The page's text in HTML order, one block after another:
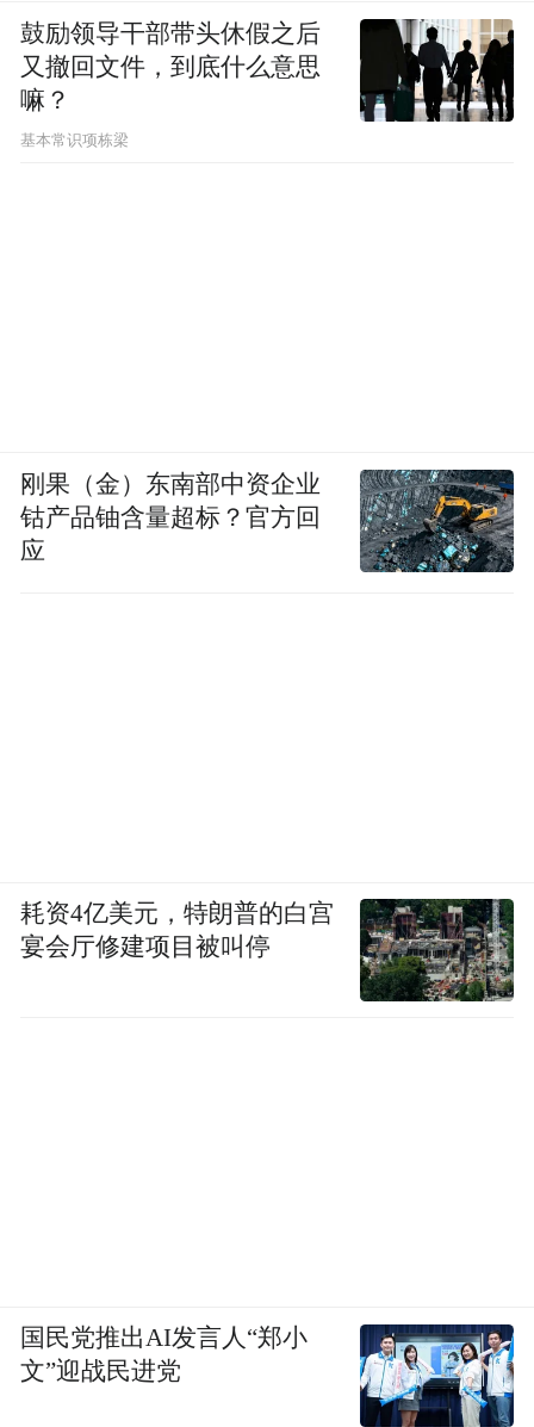
鼓励领导干部带头休假之后
又撤回文件，到底什么意思
嘛？
基本常识项栋梁
刚果（金）东南部中资企业
钴产品铀含量超标？官方回
应
耗资4亿美元，特朗普的白宫
宴会厅修建项目被叫停
国民党推出AI发言人“郑小
文”迎战民进党